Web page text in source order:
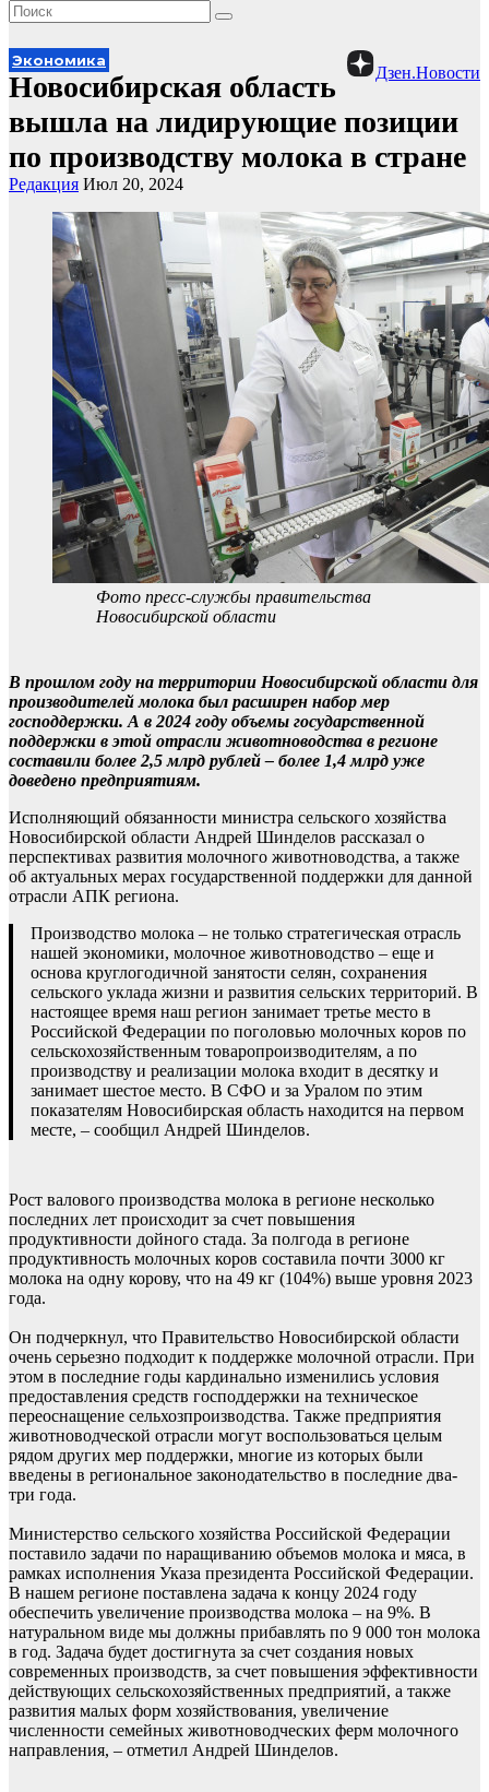
Дзен.Новости
Экономика
Новосибирская область
вышла на лидирующие позиции
по производству молока в стране
Редакция Июл 20, 2024
Фото пресс-службы правительства
Новосибирской области
В прошлом году на территории Новосибирской области для
производителей молока был расширен набор мер
господдержки. А в 2024 году объемы государственной
поддержки в этой отрасли животноводства в регионе
составили более 2,5 млрд рублей – более 1,4 млрд уже
доведено предприятиям.
Исполняющий обязанности министра сельского хозяйства
Новосибирской области Андрей Шинделов рассказал о
перспективах развития молочного животноводства, а также
об актуальных мерах государственной поддержки для данной
отрасли АПК региона.
Производство молока – не только стратегическая отрасль
нашей экономики, молочное животноводство – еще и
основа круглогодичной занятости селян, сохранения
сельского уклада жизни и развития сельских территорий. В
настоящее время наш регион занимает третье место в
Российской Федерации по поголовью молочных коров по
сельскохозяйственным товаропроизводителям, а по
производству и реализации молока входит в десятку и
занимает шестое место. В СФО и за Уралом по этим
показателям Новосибирская область находится на первом
месте, – сообщил Андрей Шинделов.
Рост валового производства молока в регионе несколько
последних лет происходит за счет повышения
продуктивности дойного стада. За полгода в регионе
продуктивность молочных коров составила почти 3000 кг
молока на одну корову, что на 49 кг (104%) выше уровня 2023
года.
Он подчеркнул, что Правительство Новосибирской области
очень серьезно подходит к поддержке молочной отрасли. При
этом в последние годы кардинально изменились условия
предоставления средств господдержки на техническое
переоснащение сельхозпроизводства. Также предприятия
животноводческой отрасли могут воспользоваться целым
рядом других мер поддержки, многие из которых были
введены в региональное законодательство в последние два-
три года.
Министерство сельского хозяйства Российской Федерации
поставило задачи по наращиванию объемов молока и мяса, в
рамках исполнения Указа президента Российской Федерации.
В нашем регионе поставлена задача к концу 2024 году
обеспечить увеличение производства молока – на 9%. В
натуральном виде мы должны прибавлять по 9 000 тон молока
в год. Задача будет достигнута за счет создания новых
современных производств, за счет повышения эффективности
действующих сельскохозяйственных предприятий, а также
развития малых форм хозяйствования, увеличение
численности семейных животноводческих ферм молочного
направления, – отметил Андрей Шинделов.